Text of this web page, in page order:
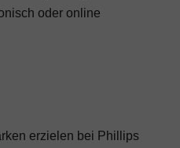
oder online
erzielen bei Phillips